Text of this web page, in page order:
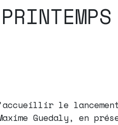
le
Guedaly, en